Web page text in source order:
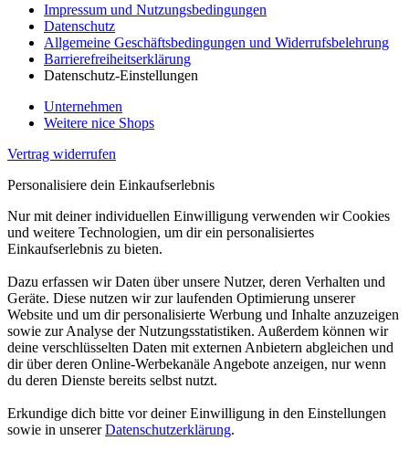
Impressum und Nutzungsbedingungen
Datenschutz
Allgemeine Geschäftsbedingungen und Widerrufsbelehrung
Barrierefreiheitserklärung
Datenschutz-Einstellungen
Unternehmen
Weitere nice Shops
Vertrag widerrufen
Personalisiere dein Einkaufserlebnis
Nur mit deiner individuellen Einwilligung verwenden wir Cookies
und weitere Technologien, um dir ein personalisiertes
Einkaufserlebnis zu bieten.
Dazu erfassen wir Daten über unsere Nutzer, deren Verhalten und
Geräte. Diese nutzen wir zur laufenden Optimierung unserer
Website und um dir personalisierte Werbung und Inhalte anzuzeigen
sowie zur Analyse der Nutzungsstatistiken. Außerdem können wir
deine verschlüsselten Daten mit externen Anbietern abgleichen und
dir über deren Online-Werbekanäle Angebote anzeigen, nur wenn
du deren Dienste bereits selbst nutzt.
Erkundige dich bitte vor deiner Einwilligung in den Einstellungen
sowie in unsererDatenschutzerklärung.